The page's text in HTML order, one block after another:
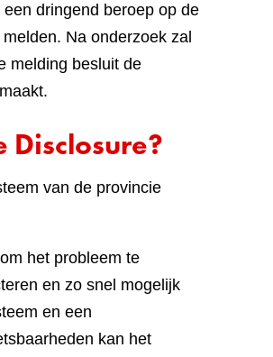
dringend beroep op de
Na onderzoek zal
melding besluit de
Disclosure?
van de provincie
het probleem te
en zo snel mogelijk
en een
kan het